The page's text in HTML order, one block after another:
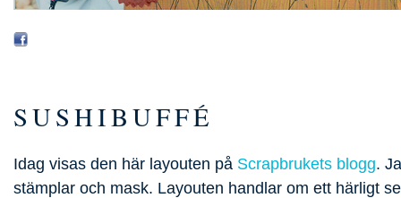
SUSHIBUFFÉ
Idag visas den här layouten på Scrapbrukets blogg.
stämplar och mask. Layouten handlar om ett härligt